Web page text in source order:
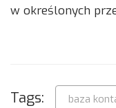
w określonych
Tags: baza